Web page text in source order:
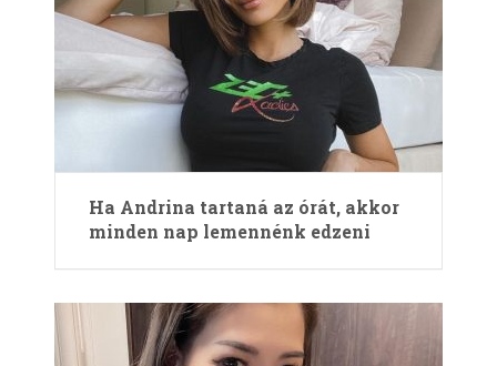
Ha Andrina tartaná az órát, akkor
minden nap lemennénk edzeni